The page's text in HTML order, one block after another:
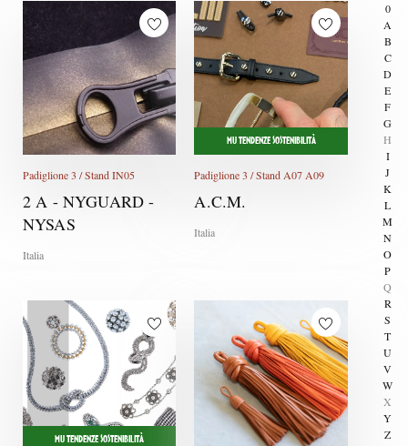
0
A
B
C
D
E
F
G
H
I
J
K
L
M
N
O
P
Q
R
S
T
U
V
W
X
Y
Z
Padiglione 3 / Stand IN05
2 A - NYGUARD -
NYSAS
Italia
MU TENDENZE SOSTENIBILITÀ
Padiglione 3 / Stand A07 A09
A.C.M.
Italia
MU TENDENZE SOSTENIBILITÀ